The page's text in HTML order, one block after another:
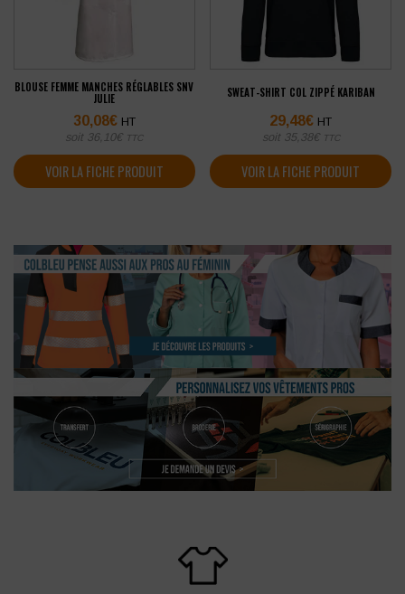
BLOUSE FEMME MANCHES RÉGLABLES SNV
JULIE
30,08€ HT
soit 36,10€ TTC
VOIR LA FICHE PRODUIT
SWEAT-SHIRT COL ZIPPÉ KARIBAN
29,48€ HT
soit 35,38€ TTC
VOIR LA FICHE PRODUIT